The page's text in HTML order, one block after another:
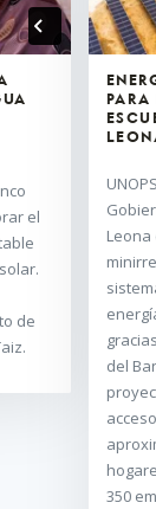
las
de
el
de
del
350